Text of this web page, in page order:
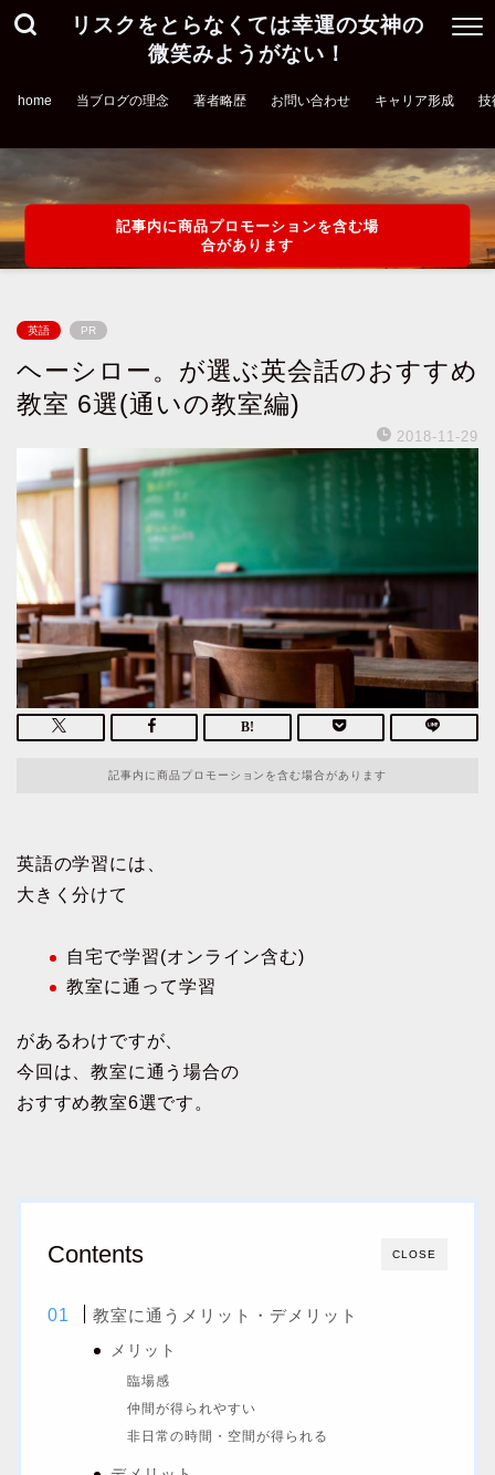
リスクをとらなくては幸運の女神の
微笑みようがない！
home 当ブログの理念 著者略歴 お問い合わせ キャリア形成 技
記事内に商品プロモーションを含む場
合があります
英語 PR
ヘーシロー。が選ぶ英会話のおすすめ
教室 6選(通いの教室編)
2018-11-29
記事内に商品プロモーションを含む場合があります
英語の学習には、
大きく分けて
自宅で学習(オンライン含む)
教室に通って学習
があるわけですが、
今回は、教室に通う場合の
おすすめ教室6選です。
CLOSE
Contents
教室に通うメリット・デメリット
メリット
臨場感
仲間が得られやすい
非日常の時間・空間が得られる